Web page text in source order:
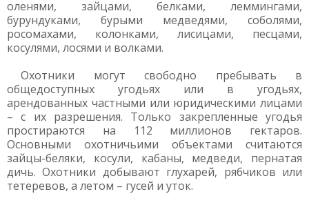
оленями, зайцами, белками, леммингами,
бурундуками, бурыми медведями, соболями,
росомахами, колонками, лисицами, песцами,
косулями, лосями и волками.
Охотники могут свободно пребывать в
общедоступных угодьях или в угодьях,
арендованных частными или юридическими лицами
– с их разрешения. Только закрепленные угодья
простираются на 112 миллионов гектаров.
Основными охотничьими объектами считаются
зайцы-беляки, косули, кабаны, медведи, пернатая
дичь. Охотники добывают глухарей, рябчиков или
тетеревов, а летом – гусей и уток.